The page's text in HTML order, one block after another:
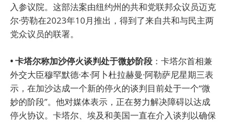
入参议院。这部法案由纽约州的共和党联邦众议员迈克
尔·劳勒在2023年10月推出，得到了来自共和与民主两
党众议员的联署。
• 卡塔尔称加沙停火谈判处于微妙阶段 ：卡塔尔首相兼
外交大臣穆罕默德·本·阿卜杜拉赫曼·阿勒萨尼星期三表
示，在加沙达成一个新的停火的谈判目前处于一个“微
妙的阶段”。他对媒体表示，正在努力解决障碍以达成
停火协议。卡塔尔、埃及和美国一直在介入谈判以确保